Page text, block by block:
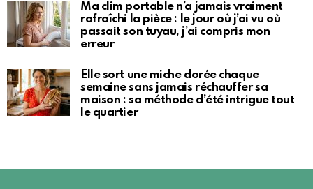
Ma clim portable n’a jamais vraiment
rafraîchi la pièce : le jour où j’ai vu où
passait son tuyau, j’ai compris mon
erreur
Elle sort une miche dorée chaque
semaine sans jamais réchauffer sa
maison : sa méthode d’été intrigue tout
le quartier